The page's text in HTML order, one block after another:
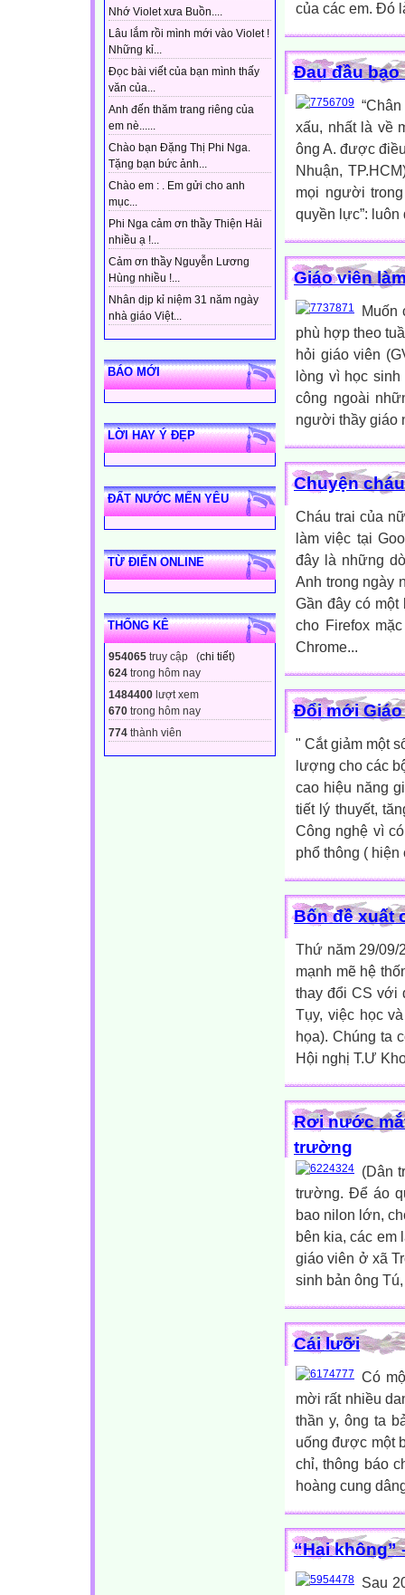
Nhớ Violet xưa Buồn....
Lâu lắm rồi mình mới vào Violet !
Những kỉ...
Đọc bài viết của bạn mình thấy
văn của...
Anh đến thăm trang riêng của
em nè......
Chào bạn Đặng Thị Phi Nga.
Tặng bạn bức ảnh...
Chào em : . Em gửi cho anh
mục...
Phi Nga cảm ơn thầy Thiện Hải
nhiều ạ !...
Cảm ơn thầy Nguyễn Lương
Hùng nhiều !...
Nhân dịp kỉ niệm 31 năm ngày
nhà giáo Việt...
BÁO MỚI
LỜI HAY Ý ĐẸP
ĐẤT NƯỚC MẾN YÊU
TỪ ĐIỂN ONLINE
THỐNG KÊ
954065 truy cập (chi tiết)
624 trong hôm nay
1484400 lượt xem
670 trong hôm nay
774 thành viên
của các em. Đó
Đau đầu
xấu, nhất là về
ông A. được
Nhuận,
mọi người
quyền lực”: luôn
Giáo viên
Muốn
phù hợp theo
hỏi giáo viên
lòng vì học sinh
công ngoài
người thầy giáo
Chuyện
Cháu trai của
làm việc tại
đây là những
Anh trong ngày
Gần đây có
cho Firefox
Chrome...
Đổi mới
" Cắt giảm một
lượng cho các
cao hiệu năng
tiết lý thuyết,
Công nghệ vì
phổ thông ( hiện
Bốn đề xuất
Thứ năm 29/09/
mạnh mẽ hệ
thay đổi CS với
Tụy, việc học
họa). Chúng ta
Hội nghị T.Ư
Rơi nước
trường
(Dân
trường. Để áo
bao nilon lớn,
bên kia, các em
giáo viên ở xã
sinh bản ông
Cái lưỡi
Có
mời rất nhiều
thần y, ông ta
uống được một
chỉ, thông báo
hoàng cung
“Hai
Sau